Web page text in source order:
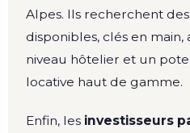
Alpes. Ils recherchent
disponibles, clés en
niveau hôtelier et un
locative haut de gamme.
Enfin, les investisseurs